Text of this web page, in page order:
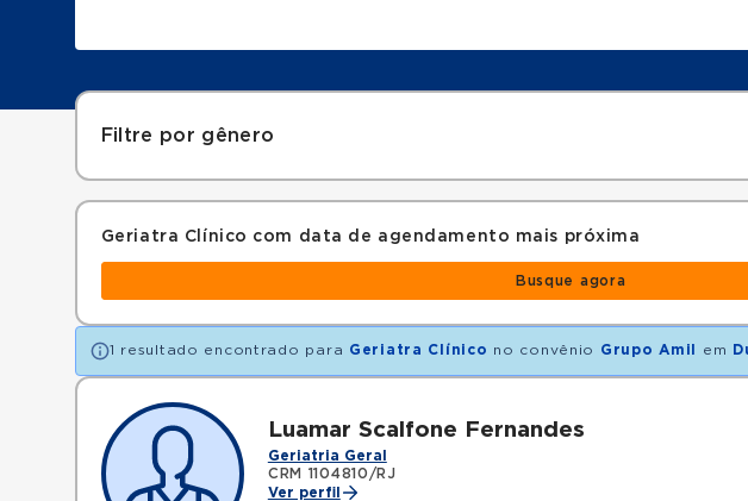
Filtre por gênero
Geriatra Clínico com data de agendamento mais próxima
Busque agora
1 resultado encontrado para Geriatra Clínico no convênio Grupo Amil em
Luamar Scalfone Fernandes
Geriatria Geral
CRM 1104810/RJ
Ver perfil